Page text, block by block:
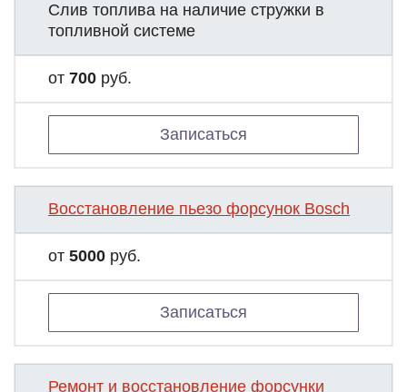
Слив топлива на наличие стружки в
топливной системе
от 700 руб.
Записаться
Восстановление пьезо форсунок Bosch
от 5000 руб.
Записаться
Ремонт и восстановление форсунки